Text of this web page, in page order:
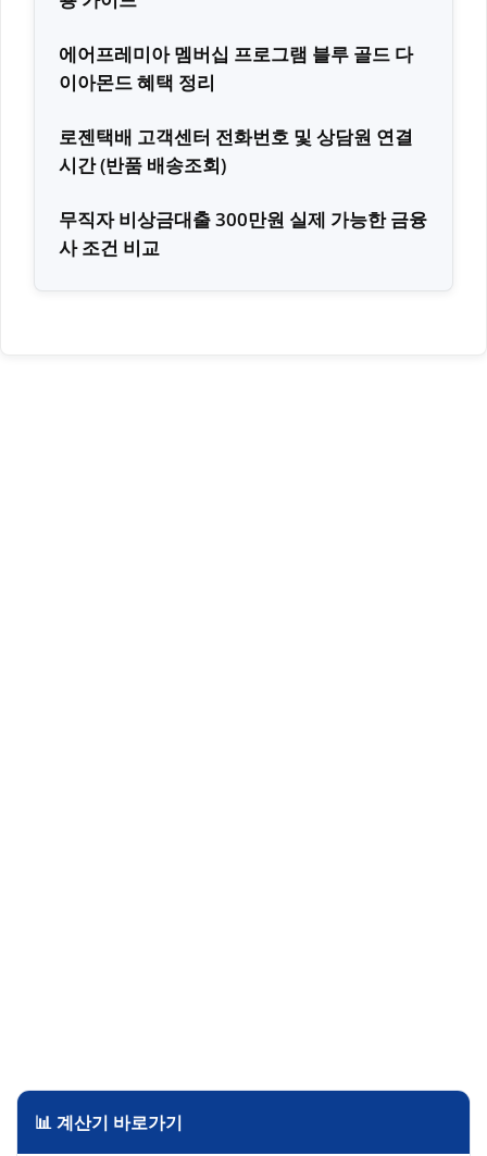
에어프레미아 멤버십 프로그램 블루 골드 다
이아몬드 혜택 정리
로젠택배 고객센터 전화번호 및 상담원 연결
시간 (반품 배송조회)
무직자 비상금대출 300만원 실제 가능한 금융
사 조건 비교
📊 계산기 바로가기